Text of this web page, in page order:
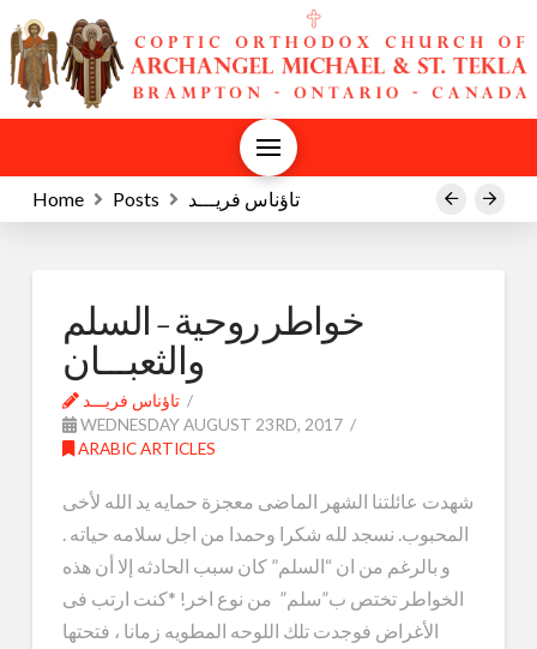
Home Posts تاؤناس فريـــد Prev Next
خواطر روحية – السلم
والثعبـــان
تاؤناس فريـــد
WEDNESDAY AUGUST 23RD, 2017
ARABIC ARTICLES
شهدت عائلتنا الشهر الماضى معجزة حمايه يد الله لأخى
المحبوب. نسجد لله شكرا وحمدا من اجل سلامه حياته .
و بالرغم من ان “السلم” كان سبب الحادثه إلا أن هذه
الخواطر تختص ب”سلم” من نوع اخر! *كنت ارتب فى
الأغراض فوجدت تلك اللوحه المطويه زمانا ، فتحتها